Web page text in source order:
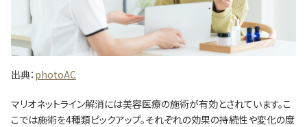
出典： photoAC
マリオネットライン解消には美容医療の施術が有効とされています。こ
こでは施術を4種類ピックアップ。それぞれの効果の持続性や変化の度